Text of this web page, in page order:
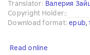
Translator: Валерия
Copyright Holder::
Download format: epub,
Read online